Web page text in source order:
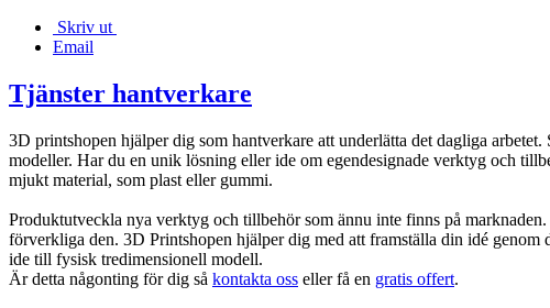
Skriv ut
Email
Tjänster hantverkare
3D printshopen hjälper dig som hantverkare att underlätta det dagliga
modeller. Har du en unik lösning eller ide om egendesignade verktyg och
mjukt material, som plast eller gummi.
Produktutveckla nya verktyg och tillbehör som ännu inte finns på
förverkliga den. 3D Printshopen hjälper dig med att framställa din idé
ide till fysisk tredimensionell modell.
Är detta någonting för dig så kontakta oss eller få en gratis offert.